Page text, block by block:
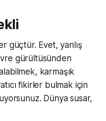
güçtür. Evet, yanlış
gürültüsünden
karmaşık
fikirler bulmak için
Dünya susar,